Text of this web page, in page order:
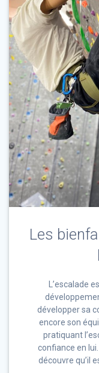
Les
L’escalade
développer sa
encore son
pratiquant
confiance en
découvre qu’il